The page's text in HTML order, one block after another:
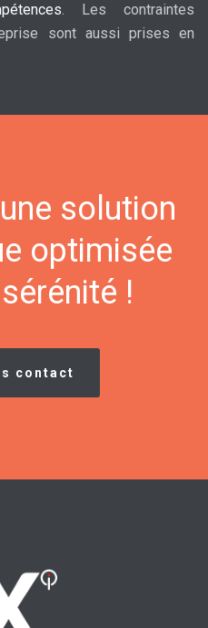
. Les contraintes
sont aussi prises en
solution
optimisée
!
contact